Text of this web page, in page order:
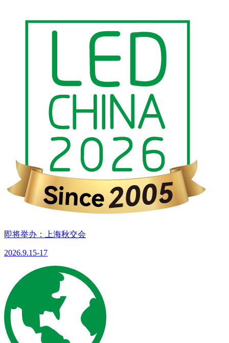
即将举办：上海秋交会
2026.9.15-17